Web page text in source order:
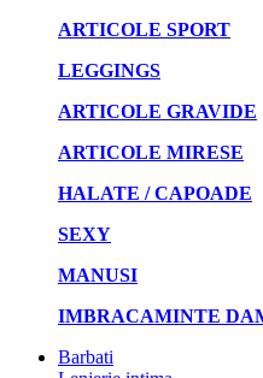
ARTICOLE SPORT
LEGGINGS
ARTICOLE GRAVIDE
ARTICOLE MIRESE
HALATE / CAPOADE
SEXY
MANUSI
IMBRACAMINTE
Barbati